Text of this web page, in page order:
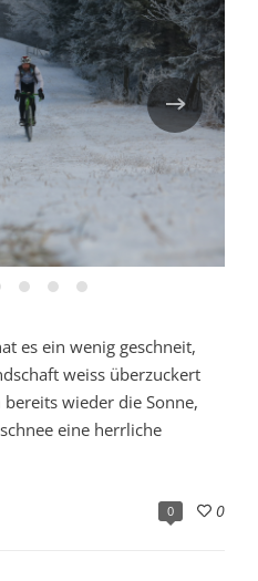
es ein wenig geschneit,
weiss überzuckert
wieder die Sonne,
eine herrliche
0 0